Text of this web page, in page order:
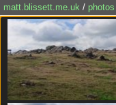
matt.blissett.me.uk / photos